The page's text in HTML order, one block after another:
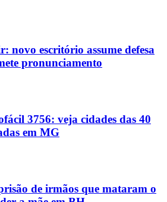
novo escritório assume defesa
pronunciamento
3756: veja cidades das 40
em MG
de irmãos que mataram o